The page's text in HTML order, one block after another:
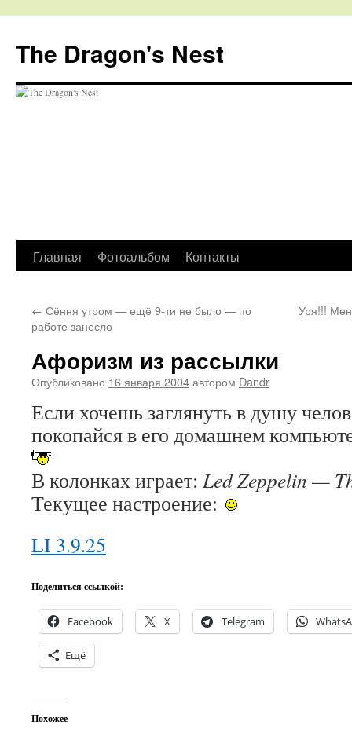
The Dragon's Nest
Перейти
содержимому
Главная Фотоальбом Контакты
← Сёння утром — ещё 9-ти не было — по
работе занесло
Уря!!!
Афоризм из рассылки
Опубликовано 16 января 2004автором Dandr
Если хочешь заглянуть в душу
покопайся в его домашнем
В колонках играет: Led Zeppelin —
Текущее настроение:
LI 3.9.25
Поделиться ссылкой:
Facebook X Telegram
Ещё
Похожее